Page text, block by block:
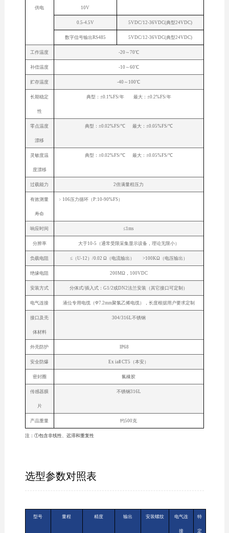
供电 10V
0.5-4.5V 5VDC/12-36VDC(典型24VDC)
数字信号输出RS485 5VDC/12-36VDC(典型24VDC)
工作温度 -20～70℃
补偿温度 -10～60℃
贮存温度 -40～100℃
长期稳定
性
典型：±0.1%FS/年 最大：±0.2%FS/年
零点温度
漂移
典型：±0.02%FS/℃ 最大：±0.05%FS/℃
灵敏度温
度漂移
典型：±0.02%FS/℃ 最大：±0.05%FS/℃
过载能力 2倍满量程压力
有效测量
寿命
﹥106压力循环（P:10-90%FS）
响应时间 ≤1ms
分辨率 大于10-5（通常受限采集显示设备，理论无限小）
负载电阻 ≤（U-12）/0.02 Ω（电流输出） >100KΩ（电压输出）
绝缘电阻 200MΩ，100VDC
安装方式 分体式/插入式：G1/2或DN2法兰安装（其它接口可定制）
电气连接 液位专用电缆（Φ7.2mm聚氯乙烯电缆），长度根据用户要求定制
接口及壳
体材料
304/316L不锈钢
外壳防护 IP68
安全防爆 Ex iaⅡ CT5（本安）
密封圈 氟橡胶
传感器膜
片
不锈钢316L
产品重量 约500克
注：①包含非线性、迟滞和重复性
选型参数对照表
型号 量程 精度 输出 安装螺纹 电气连
接
特
定